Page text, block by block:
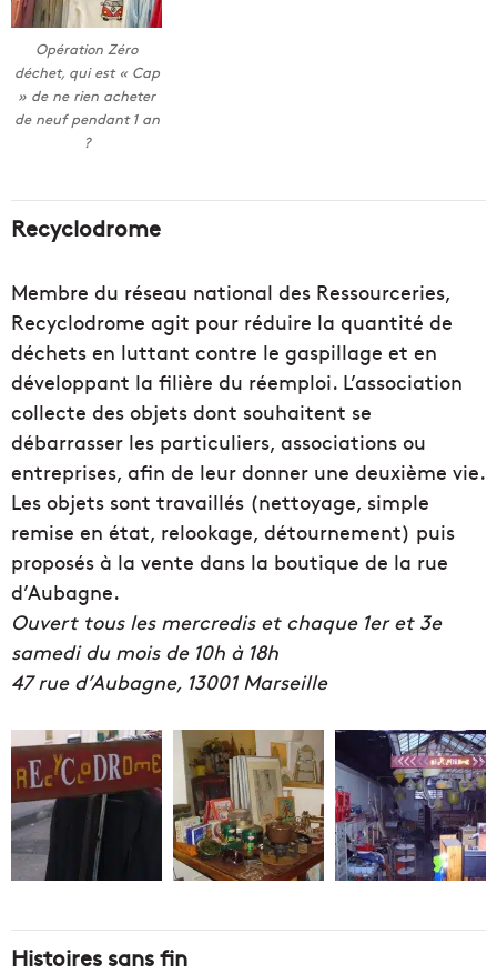
Opération Zéro
déchet, qui est « Cap
» de ne rien acheter
de neuf pendant 1 an
?
Recyclodrome
Membre du réseau national des Ressourceries,
Recyclodrome agit pour réduire la quantité de
déchets en luttant contre le gaspillage et en
développant la filière du réemploi. L’association
collecte des objets dont souhaitent se
débarrasser les particuliers, associations ou
entreprises, afin de leur donner une deuxième vie.
Les objets sont travaillés (nettoyage, simple
remise en état, relookage, détournement) puis
proposés à la vente dans la boutique de la rue
d’Aubagne.
Ouvert tous les mercredis et chaque 1er et 3e
samedi du mois de 10h à 18h
47 rue d’Aubagne, 13001 Marseille
Histoires sans fin